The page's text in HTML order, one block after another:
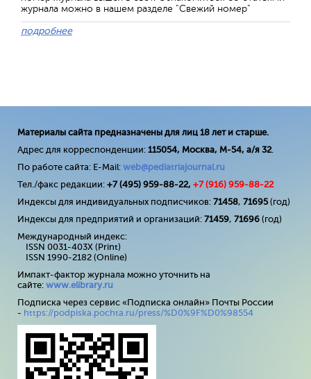
журнала можно в нашем разделе "Свежий номер"
подробнее
Материалы сайта предназначены для лиц 18 лет и старше.
Адрес для корреспонденции: 115054, Москва, М-54, а/я 32.
По работе сайта: E-Mail: web@pediatriajournal.ru
Тел./факс редакции: +7 (495) 959-88-22, +7 (916) 959-88-22
Индексы для индивидуальных подписчиков: 71458, 71695(год)
Индексы для предприятий и организаций: 71459, 71696 (год)
Международный индекс:
ISSN 0031-403X (Print)
ISSN 1990-2182 (Online)
Импакт-фактор журнала можно уточнить на
сайте: www.elibrary.ru
Подписка через сервис «Подписка онлайн» Почты России
- https://podpiska.pochta.ru/press/%D0%9F%D0%98554